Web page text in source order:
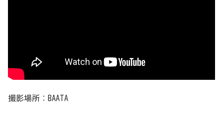
撮影場所：BAATA